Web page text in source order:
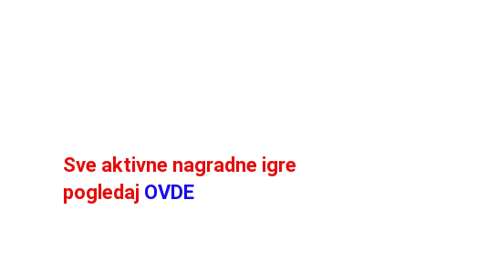
Sve aktivne nagradne igre
pogledaj OVDE